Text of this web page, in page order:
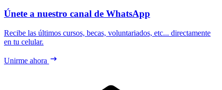
Únete a nuestro canal de WhatsApp
Recibe las últimos cursos, becas, voluntariados, etc... directamente
en tu celular.
Unirme ahora